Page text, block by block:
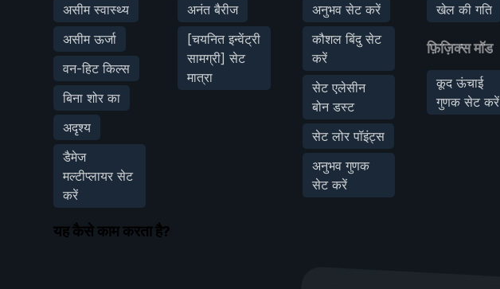
असीम स्वास्थ्य
असीम ऊर्जा
वन-हिट किल्स
बिना शोर का
अदृश्य
डैमेज
मल्टीप्लायर सेट
करें
अनंत बैरीज
[चयनित इन्वेंट्री
सामग्री] सेट
मात्रा
अनुभव सेट करें
कौशल बिंदु सेट
करें
सेट एलेसीन
बोन डस्ट
सेट लोर पॉइंट्स
अनुभव गुणक
सेट करें
खेल की गति
फ़िज़िक्स मॉड
कूद ऊंचाई
गुणक सेट करें
यह कैसे काम करता है?